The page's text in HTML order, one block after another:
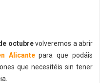
octubrevolveremos a abrir
Alicantepara que podáis
que necesitéis sin tener